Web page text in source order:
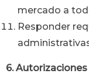
mercado a
Responder
6. Autorizaciones